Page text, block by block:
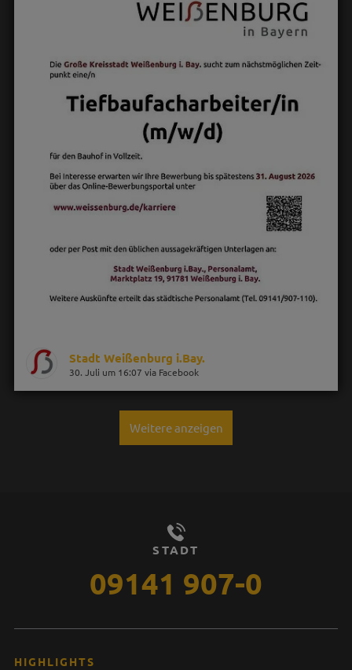
Stadt Weißenburg i.Bay.
30. Juli um 16:07 via Facebook
Weitere anzeigen
STADT
09141 907-0
HIGHLIGHTS